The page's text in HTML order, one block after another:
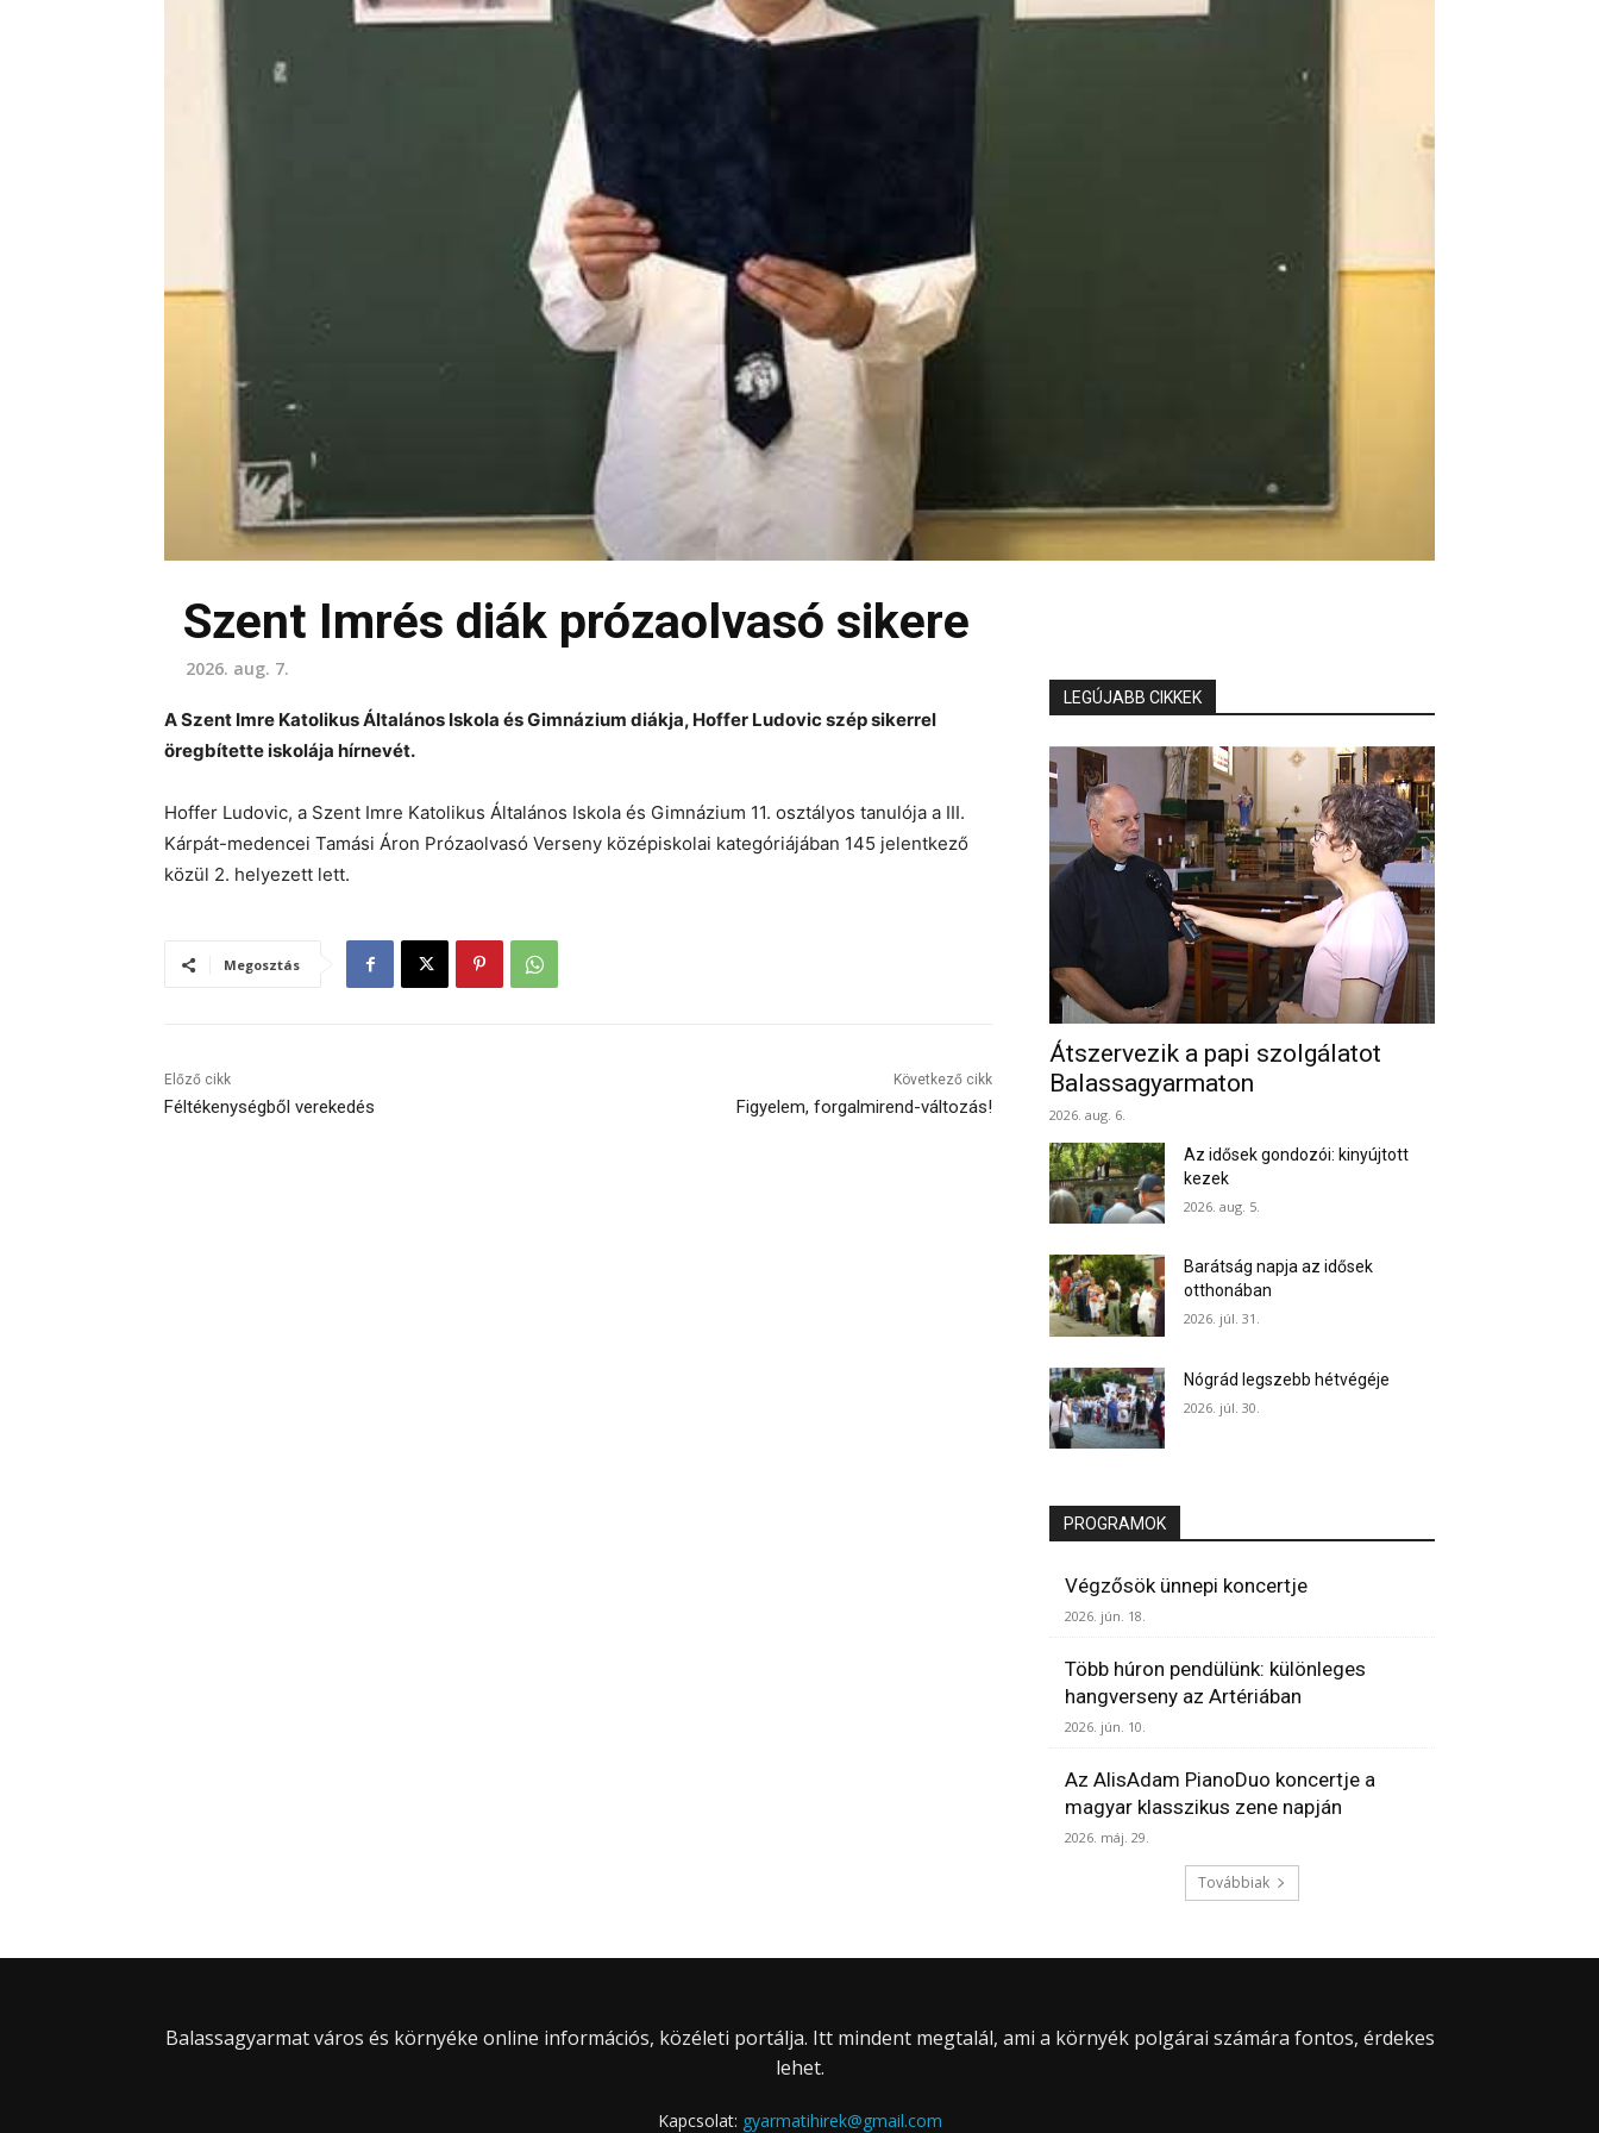
Szent Imrés diák prózaolvasó sikere
2026. aug. 7.
A Szent Imre Katolikus Általános Iskola és Gimnázium diákja, Hoffer Ludovic szép sikerrel
öregbítette iskolája hírnevét.
Hoffer Ludovic, a Szent Imre Katolikus Általános Iskola és Gimnázium 11. osztályos tanulója a III.
Kárpát-medencei Tamási Áron Prózaolvasó Verseny középiskolai kategóriájában 145 jelentkező
közül 2. helyezett lett.
Megosztás
Előző cikk
Féltékenységből verekedés
Következő cikk
Figyelem, forgalmirend-változás!
LEGÚJABB CIKKEK
Átszervezik a papi szolgálatot
Balassagyarmaton
2026. aug. 6.
Az idősek gondozói: kinyújtott
kezek
2026. aug. 5.
Barátság napja az idősek
otthonában
2026. júl. 31.
Nógrád legszebb hétvégéje
2026. júl. 30.
PROGRAMOK
Végzősök ünnepi koncertje
2026. jún. 18.
Több húron pendülünk: különleges
hangverseny az Artériában
2026. jún. 10.
Az AlisAdam PianoDuo koncertje a
magyar klasszikus zene napján
2026. máj. 29.
Továbbiak
Balassagyarmat város és környéke online információs, közéleti portálja. Itt mindent megtalál, ami a környék polgárai számára fontos, érdekes
lehet.
Kapcsolat: gyarmatihirek@gmail.com